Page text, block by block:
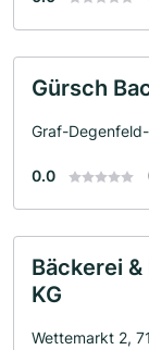
Gürsch
Graf-
0.0
Bäckerei
KG
Wettemarkt 2,